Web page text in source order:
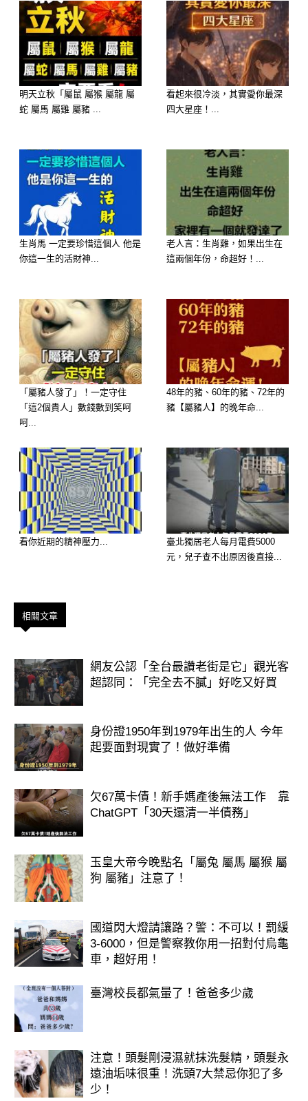
個心意。
💡 記得： 禮貌不是形式，而是人情的
溫度。
🚫 4. 不要事後沒表示
請客不代表對方欠你，也不代表你不用
回饋。
下一次有機會時，主動請回、帶份小
禮、發句暖心訊息，
都是一種「懂得做人」的表現。
別人請你，是緣分；你回應，才是情
💡 記得： 人情就像水流，懂得來往，
福氣自然流轉。
🌿 結語
吃飯看似小事，卻藏著人品與修養。
能被人請，是一種被看重；
懂得回饋，才是真正的人緣。
記得這句話：
「飯可以常吃，但情別白吃。」
明天立秋「屬鼠 屬猴 屬龍 屬
蛇 屬馬 屬雞 屬豬 ...
看起來很冷淡，其實愛你最深
四大星座！...
生肖馬 一定要珍惜這個人 他是
你這一生的活財神...
老人言：生肖雞，如果出生在
這兩個年份，命超好！...
「屬豬人發了」！一定守住
「這2個貴人」數錢數到笑呵
呵...
48年的豬、60年的豬、72年的
豬【屬豬人】的晚年命...
看你近期的精神壓力...
臺北獨居老人每月電費5000
元，兒子查不出原因後直接...
相關文章
網友公認「全台最讚老街是它」觀光客
超認同：「完全去不膩」好吃又好買
身份證1950年到1979年出生的人 今年
起要面對現實了！做好準備
欠67萬卡債！新手媽產後無法工作 靠
ChatGPT「30天還清一半債務」
玉皇大帝今晚點名「屬兔 屬馬 屬猴 屬
狗 屬豬」注意了！
國道閃大燈請讓路？警：不可以！罰緩
3-6000，但是警察教你用一招對付烏龜
車，超好用！
臺灣校長都氣暈了！爸爸多少歲
注意！頭髮剛浸濕就抹洗髮精，頭髮永
遠油垢味很重！洗頭7大禁忌你犯了多
少！